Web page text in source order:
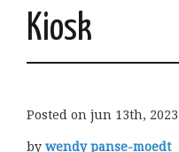
Kiosk
Posted on jun 13th, 2023
by wendy panse-moedt